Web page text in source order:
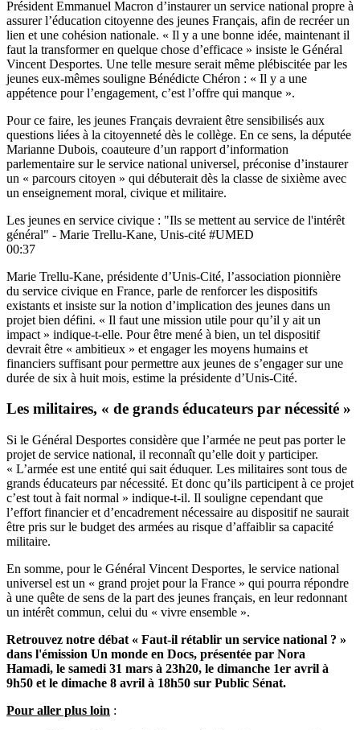
Président Emmanuel Macron d’instaurer un service national propre à
assurer l’éducation citoyenne des jeunes Français, afin de recréer un
lien et une cohésion nationale. « Il y a une bonne idée, maintenant il
faut la transformer en quelque chose d’efficace » insiste le Général
Vincent Desportes. Une telle mesure serait même plébiscitée par les
jeunes eux-mêmes souligne Bénédicte Chéron : « Il y a une
appétence pour l’engagement, c’est l’offre qui manque ».
Pour ce faire, les jeunes Français devraient être sensibilisés aux
questions liées à la citoyenneté dès le collège. En ce sens, la députée
Marianne Dubois, coauteure d’un rapport d’information
parlementaire sur le service national universel, préconise d’instaurer
un « parcours citoyen » qui débuterait dès la classe de sixième avec
un enseignement moral, civique et militaire.
Les jeunes en service civique : "Ils se mettent au service de l'intérêt
général" - Marie Trellu-Kane, Unis-cité #UMED
00:37
Marie Trellu-Kane, présidente d’Unis-Cité, l’association pionnière
du service civique en France, parle de renforcer les dispositifs
existants et insiste sur la notion d’implication des jeunes dans un
projet bien défini. « Il faut une mission utile pour qu’il y ait un
impact » indique-t-elle. Pour être mené à bien, un tel dispositif
devrait être « ambitieux » et engager les moyens humains et
financiers suffisant pour permettre aux jeunes de s’engager sur une
durée de six à huit mois, estime la présidente d’Unis-Cité.
Les militaires, « de grands éducateurs par nécessité »
Si le Général Desportes considère que l’armée ne peut pas porter le
projet de service national, il reconnaît qu’elle doit y participer.
« L’armée est une entité qui sait éduquer. Les militaires sont tous de
grands éducateurs par nécessité. Et donc qu’ils participent à ce projet
c’est tout à fait normal » indique-t-il. Il souligne cependant que
l’effort financier et d’encadrement nécessaire au dispositif ne saurait
être pris sur le budget des armées au risque d’affaiblir sa capacité
militaire.
En somme, pour le Général Vincent Desportes, le service national
universel est un « grand projet pour la France » qui pourra répondre
à une quête de sens de la part des jeunes français, en leur redonnant
un intérêt commun, celui du « vivre ensemble ».
Retrouvez notre débat « Faut-il rétablir un service national ? »
dans l'émission Un monde en Docs, présentée par Nora
Hamadi, le samedi 31 mars à 23h20, le dimanche 1er avril à
9h50 et le dimache 8 avril à 18h50 sur Public Sénat.
Pour aller plus loin :